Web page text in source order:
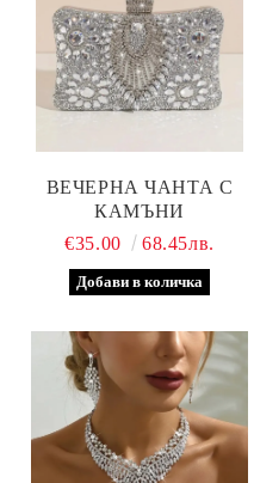
ВЕЧЕРНА ЧАНТА С
КАМЪНИ
€35.00
68.45лв.